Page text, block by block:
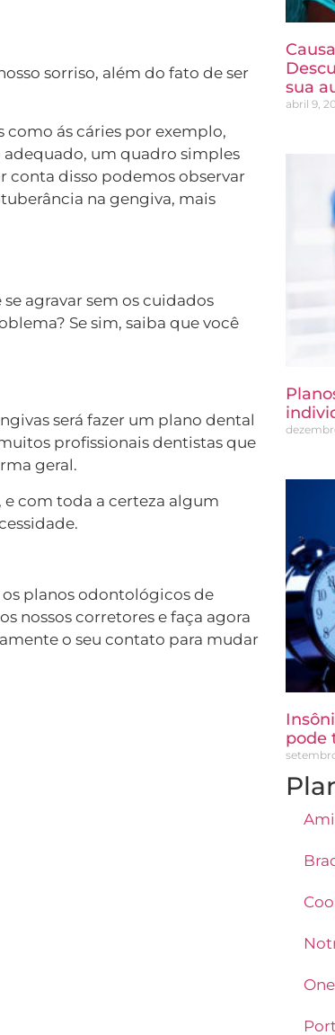
sorriso, além do fato de ser
como ás cáries por exemplo,
um quadro simples
conta disso podemos observar
na gengiva, mais
agravar sem os cuidados
Se sim, saiba que você
será fazer um plano dental
profissionais dentistas que
geral.
com toda a certeza algum
planos odontológicos de
nossos corretores e faça agora
o seu contato para mudar
sua
abril 9,
pode